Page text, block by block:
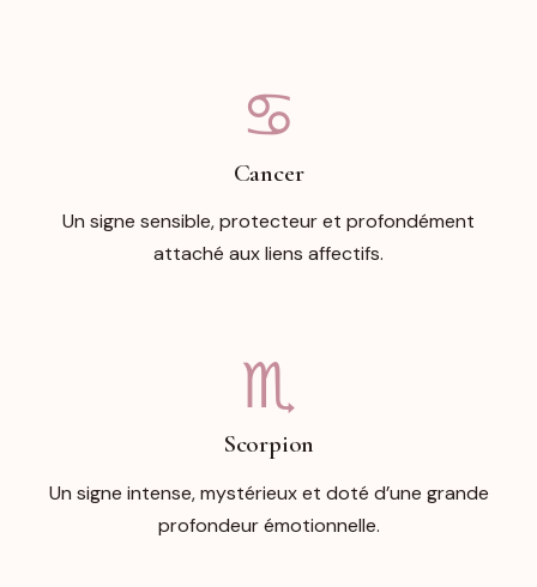
♋︎
Cancer
Un signe sensible, protecteur et profondément
attaché aux liens affectifs.
♏︎
Scorpion
Un signe intense, mystérieux et doté d’une grande
profondeur émotionnelle.